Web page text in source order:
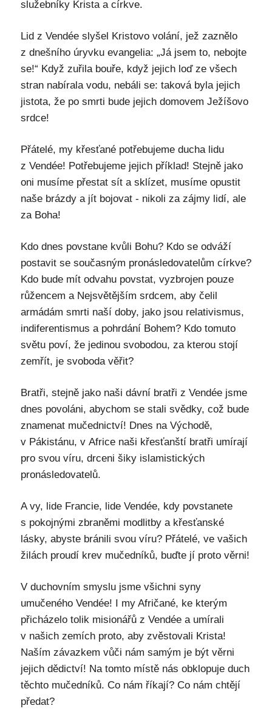
služebníky Krista a církve.
Lid z Vendée slyšel Kristovo volání, jež zaznělo
z dnešního úryvku evangelia: „Já jsem to, nebojte
se!“ Když zuřila bouře, když jejich loď ze všech
stran nabírala vodu, nebáli se: taková byla jejich
jistota, že po smrti bude jejich domovem Ježíšovo
srdce!
Přátelé, my křesťané potřebujeme ducha lidu
z Vendée! Potřebujeme jejich příklad! Stejně jako
oni musíme přestat sít a sklízet, musíme opustit
naše brázdy a jít bojovat - nikoli za zájmy lidí, ale
za Boha!
Kdo dnes povstane kvůli Bohu? Kdo se odváží
postavit se současným pronásledovatelům církve?
Kdo bude mít odvahu povstat, vyzbrojen pouze
růžencem a Nejsvětějším srdcem, aby čelil
armádám smrti naší doby, jako jsou relativismus,
indiferentismus a pohrdání Bohem? Kdo tomuto
světu poví, že jedinou svobodou, za kterou stojí
zemřít, je svoboda věřit?
Bratři, stejně jako naši dávní bratři z Vendée jsme
dnes povoláni, abychom se stali svědky, což bude
znamenat mučednictví! Dnes na Východě,
v Pákistánu, v Africe naši křesťanští bratři umírají
pro svou víru, drceni šiky islamistických
pronásledovatelů.
A vy, lide Francie, lide Vendée, kdy povstanete
s pokojnými zbraněmi modlitby a křesťanské
lásky, abyste bránili svou víru? Přátelé, ve vašich
žilách proudí krev mučedníků, buďte jí proto věrni!
V duchovním smyslu jsme všichni syny
umučeného Vendée! I my Afričané, ke kterým
přicházelo tolik misionářů z Vendée a umírali
v našich zemích proto, aby zvěstovali Krista!
Naším závazkem vůči nám samým je být věrni
jejich dědictví! Na tomto místě nás obklopuje duch
těchto mučedníků. Co nám říkají? Co nám chtějí
předat?